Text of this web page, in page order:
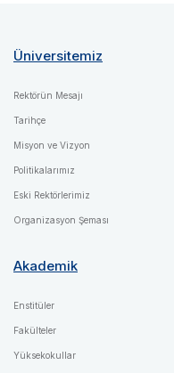
Üniversitemiz
Rektörün Mesajı
Tarihçe
Misyon ve Vizyon
Politikalarımız
Eski Rektörlerimiz
Organizasyon Şeması
Akademik
Enstitüler
Fakülteler
Yüksekokullar